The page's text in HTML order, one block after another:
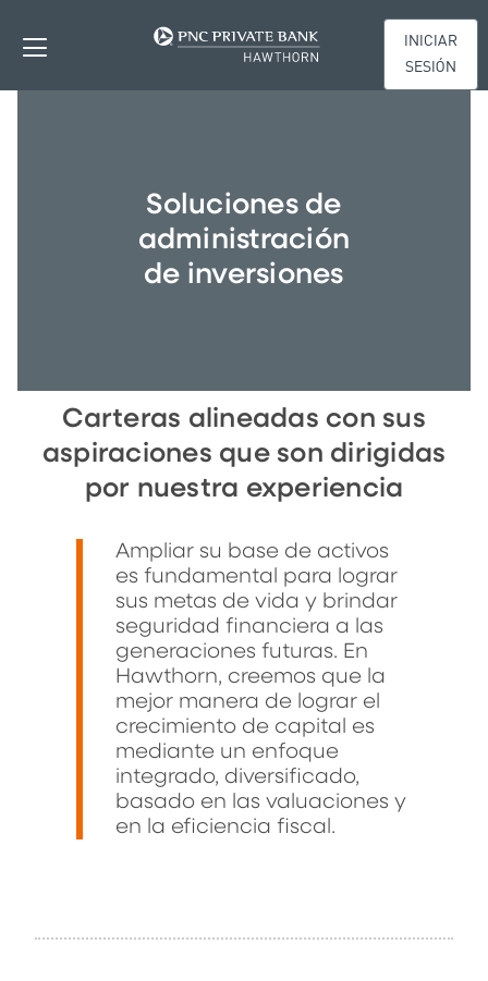
INICIAR
SESIÓN
Soluciones de
administración
de inversiones
Carteras alineadas con sus
aspiraciones que son dirigidas
por nuestra experiencia
Ampliar su base de activos
es fundamental para lograr
sus metas de vida y brindar
seguridad financiera a las
generaciones futuras. En
Hawthorn, creemos que la
mejor manera de lograr el
crecimiento de capital es
mediante un enfoque
integrado, diversificado,
basado en las valuaciones y
en la eficiencia fiscal.